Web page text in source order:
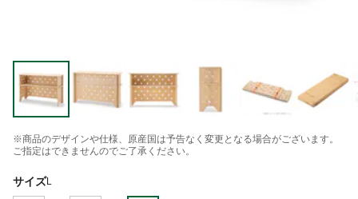
※商品のデザインや仕様、原産国は予告なく変更となる場合がございます。
ご指定はできませんのでご了承ください。
サイズL